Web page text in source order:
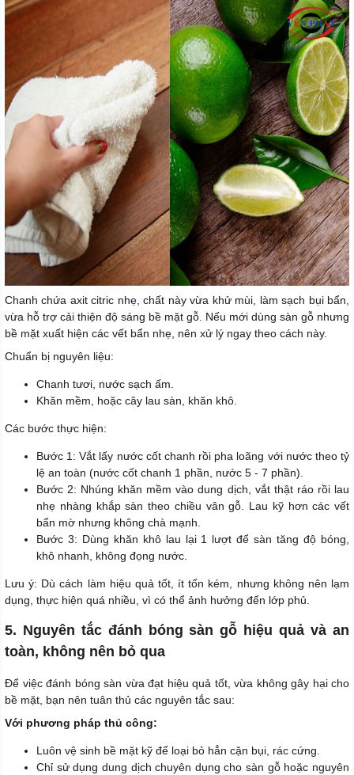
Chanh chứa axit citric nhẹ, chất này vừa khử mùi, làm sạch bụi bẩn,
vừa hỗ trợ cải thiện độ sáng bề mặt gỗ. Nếu mới dùng sàn gỗ nhưng
bề mặt xuất hiện các vết bẩn nhẹ, nên xử lý ngay theo cách này.
Chuẩn bị nguyên liệu:
Chanh tươi, nước sạch ấm.
Khăn mềm, hoặc cây lau sàn, khăn khô.
Các bước thực hiện:
Bước 1: Vắt lấy nước cốt chanh rồi pha loãng với nước theo tỷ
lệ an toàn (nước cốt chanh 1 phần, nước 5 - 7 phần).
Bước 2: Nhúng khăn mềm vào dung dịch, vắt thật ráo rồi lau
nhẹ nhàng khắp sàn theo chiều vân gỗ. Lau kỹ hơn các vết
bẩn mờ nhưng không chà mạnh.
Bước 3: Dùng khăn khô lau lại 1 lượt để sàn tăng độ bóng,
khô nhanh, không đọng nước.
Lưu ý: Dù cách làm hiệu quả tốt, ít tốn kém, nhưng không nên lạm
dụng, thực hiện quá nhiều, vì có thể ảnh hưởng đến lớp phủ.
5. Nguyên tắc đánh bóng sàn gỗ hiệu quả và an
toàn, không nên bỏ qua
Để việc đánh bóng sàn vừa đạt hiệu quả tốt, vừa không gây hại cho
bề mặt, bạn nên tuân thủ các nguyên tắc sau:
Với phương pháp thủ công:
Luôn vệ sinh bề mặt kỹ để loại bỏ hẳn cặn bụi, rác cứng.
Chỉ sử dụng dung dịch chuyên dụng cho sàn gỗ hoặc nguyên